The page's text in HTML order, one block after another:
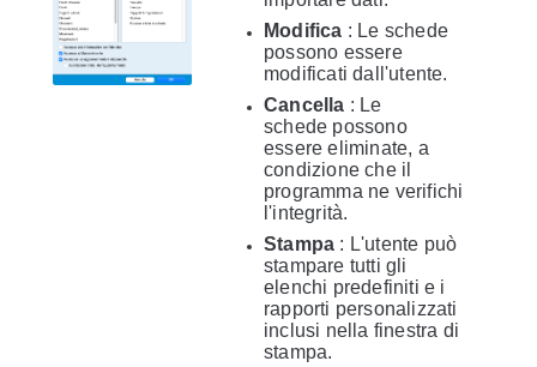
Modifica : Le schede
possono essere
modificati dall'utente.
Cancella : Le
schede possono
essere eliminate, a
condizione che il
programma ne verifichi
l'integrità.
Stampa : L'utente può
stampare tutti gli
elenchi predefiniti e i
rapporti personalizzati
inclusi nella finestra di
stampa.